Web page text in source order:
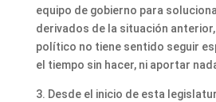
equipo de gobierno para
derivados de la situación anterior,
político no tiene sentido seguir
el tiempo sin hacer, ni aportar
3. Desde el inicio de esta